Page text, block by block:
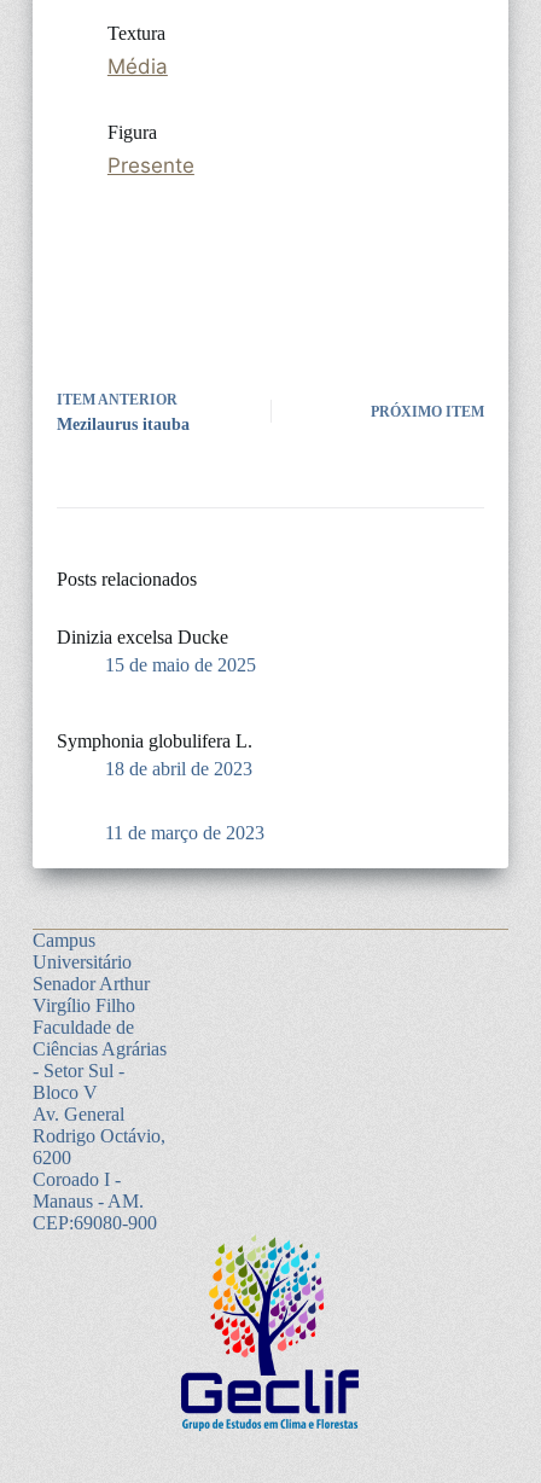
Textura
Média
Figura
Presente
ITEM ANTERIOR
Mezilaurus itauba
PRÓXIMO ITEM
Posts relacionados
Dinizia excelsa Ducke
15 de maio de 2025
Symphonia globulifera L.
18 de abril de 2023
11 de março de 2023
Campus
Universitário
Senador Arthur
Virgílio Filho
Faculdade de
Ciências Agrárias
- Setor Sul -
Bloco V
Av. General
Rodrigo Octávio,
6200
Coroado I -
Manaus - AM.
CEP:69080-900